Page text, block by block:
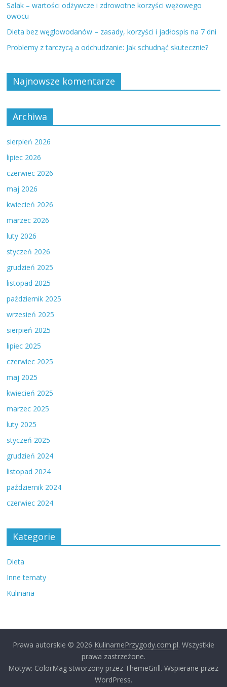
Salak – wartości odżywcze i zdrowotne korzyści wężowego
owocu
Dieta bez węglowodanów – zasady, korzyści i jadłospis na 7 dni
Problemy z tarczycą a odchudzanie: Jak schudnąć skutecznie?
Najnowsze komentarze
Archiwa
sierpień 2026
lipiec 2026
czerwiec 2026
maj 2026
kwiecień 2026
marzec 2026
luty 2026
styczeń 2026
grudzień 2025
listopad 2025
październik 2025
wrzesień 2025
sierpień 2025
lipiec 2025
czerwiec 2025
maj 2025
kwiecień 2025
marzec 2025
luty 2025
styczeń 2025
grudzień 2024
listopad 2024
październik 2024
czerwiec 2024
Kategorie
Dieta
Inne tematy
Kulinaria
Prawa autorskie © 2026 KulinarnePrzygody.com.pl. Wszystkie
prawa zastrzeżone.
Motyw: ColorMag stworzony przez ThemeGrill. Wspierane przez
WordPress.